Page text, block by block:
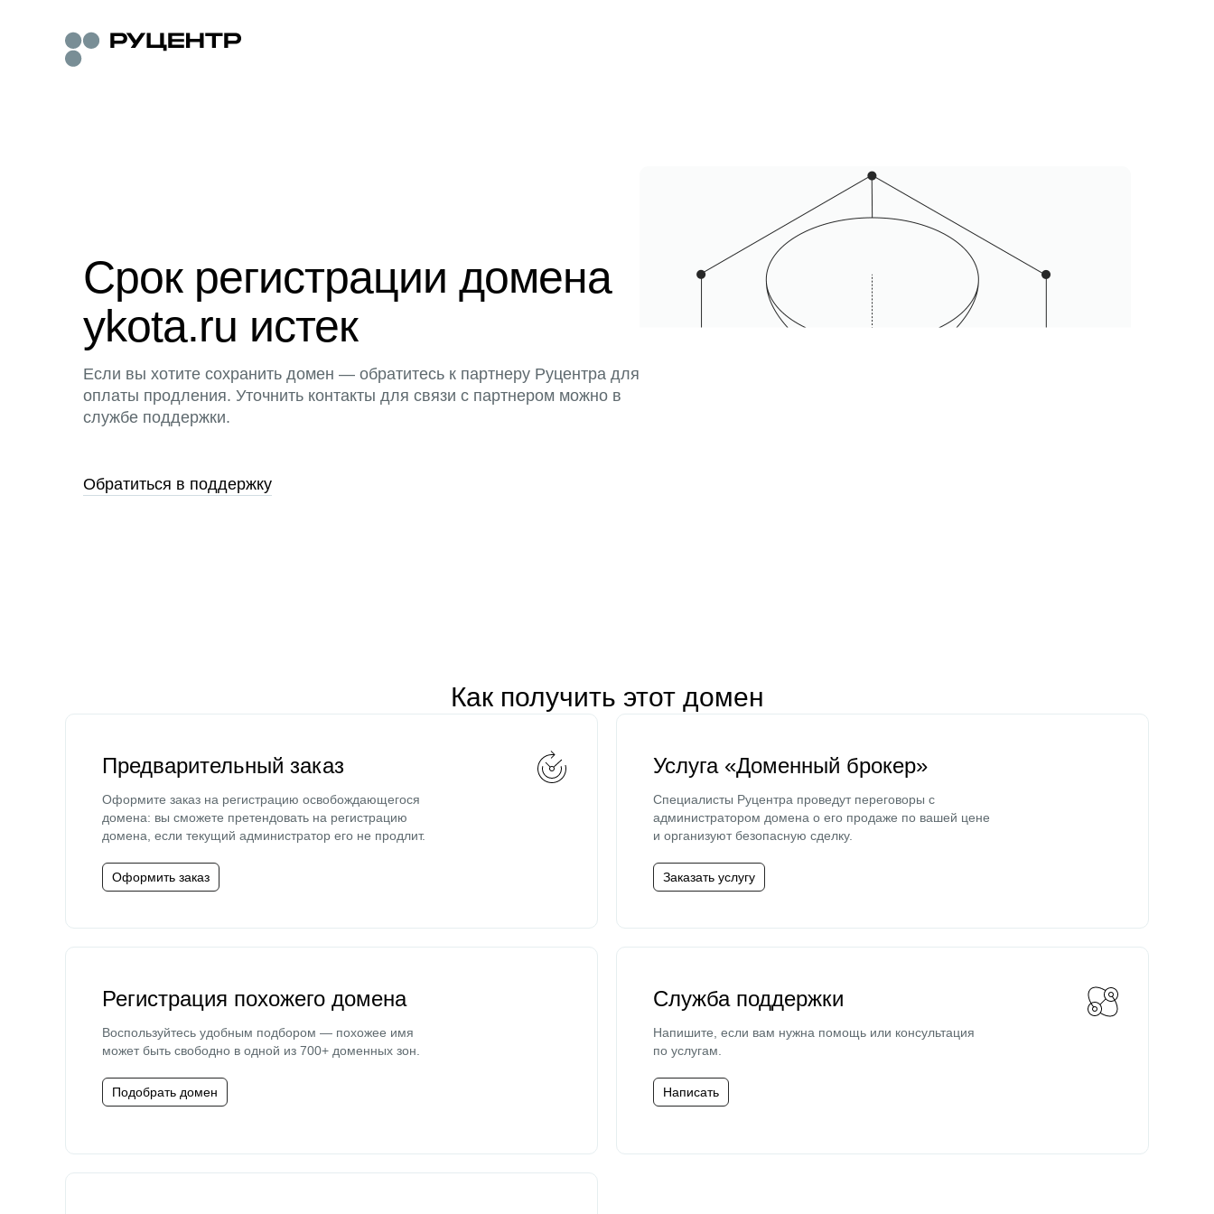
Срок регистрации домена
ykota.ru истек
Если вы хотите сохранить домен — обратитесь к партнеру Руцентра для
оплаты продления. Уточнить контакты для связи с партнером можно в
службе поддержки.
Обратиться в поддержку
Как получить этот домен
Предварительный заказ
Оформите заказ на регистрацию освобождающегося
домена: вы сможете претендовать на регистрацию
домена, если текущий администратор его не продлит.
Оформить заказ
Услуга «Доменный брокер»
Специалисты Руцентра проведут переговоры с
администратором домена о его продаже по вашей цене
и организуют безопасную сделку.
Заказать услугу
Регистрация похожего домена
Воспользуйтесь удобным подбором — похожее имя
может быть свободно в одной из 700+ доменных зон.
Подобрать домен
Служба поддержки
Напишите, если вам нужна помощь или консультация
по услугам.
Написать